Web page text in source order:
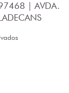
| AVDA.